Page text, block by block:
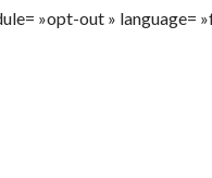
»opt-out » language=